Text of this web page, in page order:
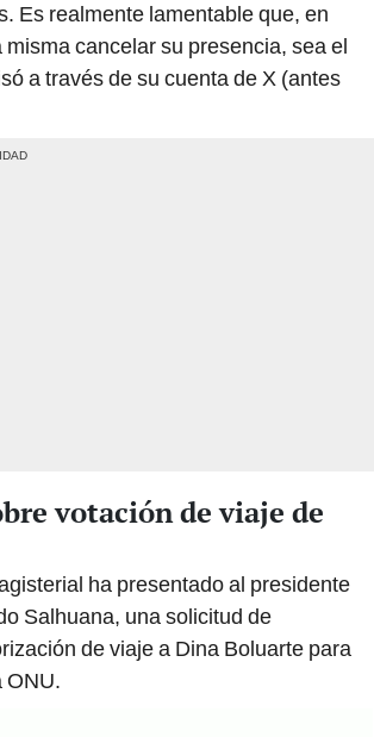
Es realmente lamentable que, en
cancelar su presencia, sea el
a través de su cuenta de X (antes
votación de viaje de
ha presentado al presidente
Salhuana, una solicitud de
de viaje a Dina Boluarte para
ONU.